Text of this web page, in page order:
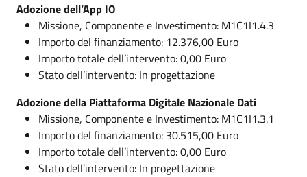
Adozione dell’App IO
Missione, Componente e Investimento: M1C1I1.4.3
Importo del finanziamento: 12.376,00 Euro
Importo totale dell’intervento: 0,00 Euro
Stato dell’intervento: In progettazione
Adozione della Piattaforma Digitale Nazionale Dati
Missione, Componente e Investimento: M1C1I1.3.1
Importo del finanziamento: 30.515,00 Euro
Importo totale dell’intervento: 0,00 Euro
Stato dell’intervento: In progettazione